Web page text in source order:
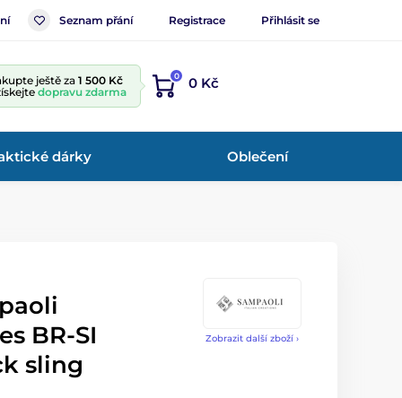
Seznam přání Registrace Přihlásit se
ještě za 1 500 Kč
dopravu zdarma
0 0 Kč
dárky Oblečení
Zobrazit další zboží ›
BR-SI
sling